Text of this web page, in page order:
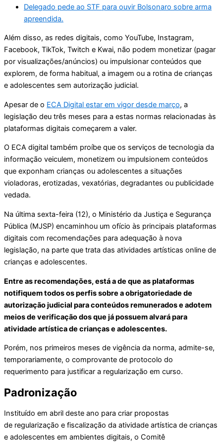
Delegado pede ao STF para ouvir Bolsonaro sobre arma
apreendida.
Além disso, as redes digitais, como YouTube, Instagram,
Facebook, TikTok, Twitch e Kwai, não podem monetizar (pagar
por visualizações/anúncios) ou impulsionar conteúdos que
explorem, de forma habitual, a imagem ou a rotina de crianças
e adolescentes sem autorização judicial.
Apesar de o ECA Digital estar em vigor desde março, a
legislação deu três meses para a estas normas relacionadas às
plataformas digitais começarem a valer.
O ECA digital também proíbe que os serviços de tecnologia da
informação veiculem, monetizem ou impulsionem conteúdos
que exponham crianças ou adolescentes a situações
violadoras, erotizadas, vexatórias, degradantes ou publicidade
vedada.
Na última sexta-feira (12), o Ministério da Justiça e Segurança
Pública (MJSP) encaminhou um ofício às principais plataformas
digitais com recomendações para adequação à nova
legislação, na parte que trata das atividades artísticas online de
crianças e adolescentes.
Entre as recomendações, está a de que as plataformas
notifiquem todos os perfis sobre a obrigatoriedade de
autorização judicial para conteúdos remunerados e adotem
meios de verificação dos que já possuem alvará para
atividade artística de crianças e adolescentes.
Porém, nos primeiros meses de vigência da norma, admite-se,
temporariamente, o comprovante de protocolo do
requerimento para justificar a regularização em curso.
Padronização
Instituído em abril deste ano para criar propostas
de regularização e fiscalização da atividade artística de crianças
e adolescentes em ambientes digitais, o Comitê